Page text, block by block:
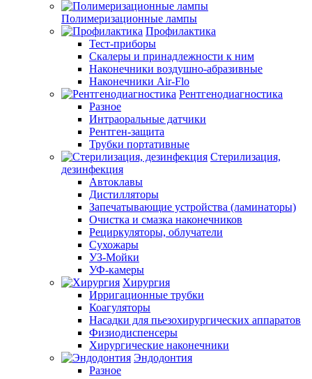
Полимеризационные лампы
Профилактика
Тест-приборы
Скалеры и принадлежности к ним
Наконечники воздушно-абразивные
Наконечники Air-Flo
Рентгенодиагностика
Разное
Интраоральные датчики
Рентген-защита
Трубки портативные
Стерилизация,
дезинфекция
Автоклавы
Дистилляторы
Запечатывающие устройства (ламинаторы)
Очистка и смазка наконечников
Рециркуляторы, облучатели
Сухожары
УЗ-Мойки
УФ-камеры
Хирургия
Ирригационные трубки
Коагуляторы
Насадки для пьезохирургических аппаратов
Физиодиспенсеры
Хирургические наконечники
Эндодонтия
Разное